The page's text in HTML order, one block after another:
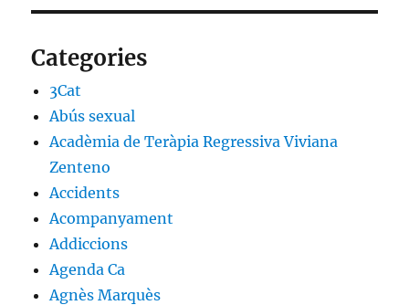
Categories
3Cat
Abús sexual
Acadèmia de Teràpia Regressiva Viviana
Zenteno
Accidents
Acompanyament
Addiccions
Agenda Ca
Agnès Marquès